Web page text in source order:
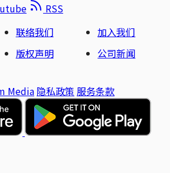
RSS
联络我们
加入我们
版权声明
公司新闻
Media 隐私政策 服务条款